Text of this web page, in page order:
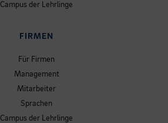
Campus der Lehrlinge
FIRMEN
Für Firmen
Management
Mitarbeiter
Sprachen
Campus der Lehrlinge